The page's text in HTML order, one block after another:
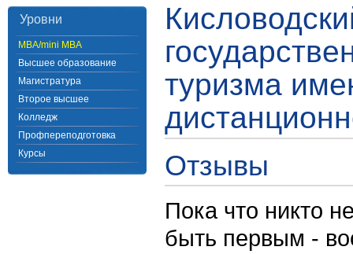
Уровни
MBA/mini MBA
Высшее образование
Магистратура
Второе высшее
Колледж
Профпереподготовка
Курсы
туризма
Отзывы
Пока что никто
быть первым -